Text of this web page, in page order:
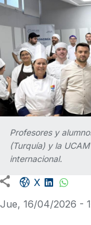
Profesores y
(Turquía) y la
internacional.
Facebook
X LinkedIn
Jue, 16/04/2026 -